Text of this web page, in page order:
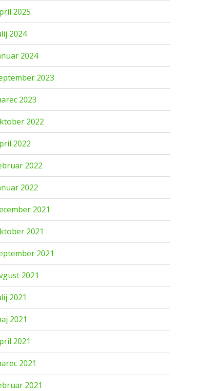
2025
2024
2024
2023
2023
2022
2022
2022
2022
2021
2021
2021
2021
2021
2021
2021
2021
2021